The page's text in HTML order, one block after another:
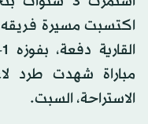
اكتسبت مسيرة فريقه
مباراة شهدت طرد
الاستراحة، السبت.